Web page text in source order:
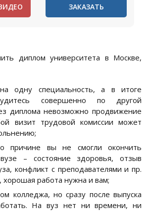
ЗАКАЗАТЬ
диплом университета в Москве,
одну специальность, а в итоге
совершенно по другой
диплома невозможно продвижение
визит трудовой комиссии может
причине вы не смогли окончить
– состояние здоровья, отзыв
конфликт с преподавателями и пр.
работа нужна и вам;
колледжа, но сразу после выпуска
На вуз нет ни времени, ни